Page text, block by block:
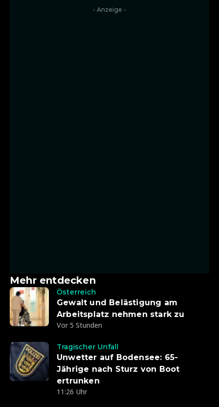
- Anzeige -
Mehr entdecken
Österreich
Gewalt und Belästigung am
Arbeitsplatz nehmen stark zu
Vor 5 Stunden
Tragischer Unfall
Unwetter auf Bodensee: 65-
Jährige nach Sturz von Boot
ertrunken
11:26 Uhr